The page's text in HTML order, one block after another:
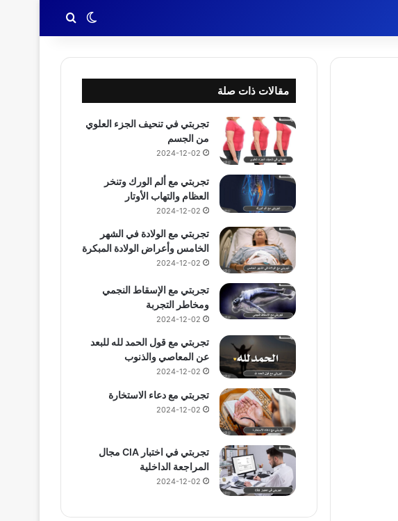
الوضع المظلم
بحث عن
مقالات ذات صلة
تجربتي في تنحيف الجزء العلوي
من الجسم
2024-12-02
تجربتي مع ألم الورك وتنخر
العظام والتهاب الأوتار
2024-12-02
تجربتي مع الولادة في الشهر
الخامس وأعراض الولادة المبكرة
2024-12-02
تجربتي مع الإسقاط النجمي
ومخاطر التجربة
2024-12-02
تجربتي مع قول الحمد لله للبعد
عن المعاصي والذنوب
2024-12-02
تجربتي مع دعاء الاستخارة
2024-12-02
تجربتي في اختبار CIA مجال
المراجعة الداخلية
2024-12-02